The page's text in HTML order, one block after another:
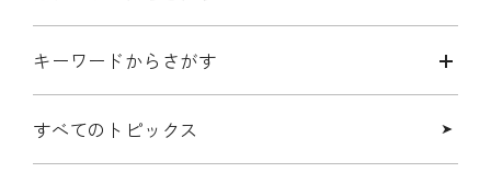
SDGs
キーワードからさがす
すべてのトピックス